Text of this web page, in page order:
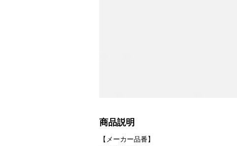
商品説明
【メーカー品番】